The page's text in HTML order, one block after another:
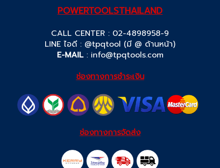
POWERTOOLSTHAILAND
CALL CENTER : 02-4898958-9
LINE ไอดี : @tpqtool (มี @ ด้านหน้า)
E-MAIL: info@tpqtools.com
ช่องทางการชำระเงิน
ช่องทางการจัดส่ง